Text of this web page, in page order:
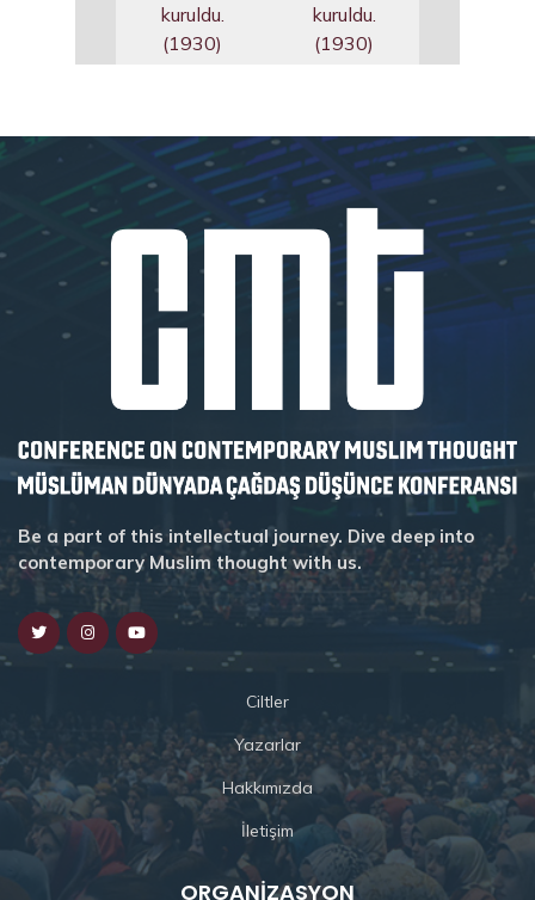
kuruldu.
(1930)
kuruldu.
(1930)
Be a part of this intellectual journey. Dive deep into
contemporary Muslim thought with us.
Ciltler
Yazarlar
Hakkımızda
İletişim
ORGANIZASYON